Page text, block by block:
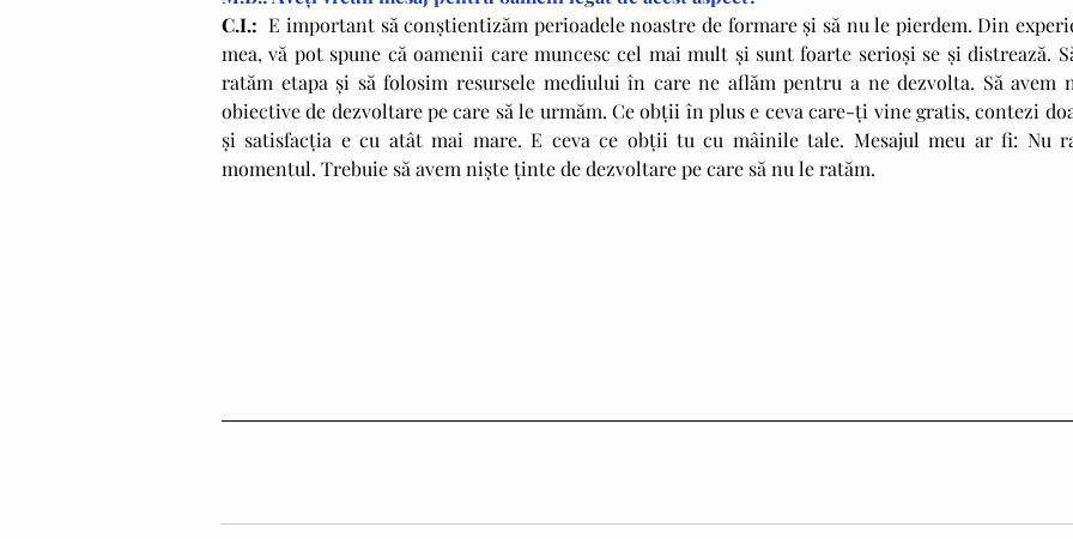
C.I.:
E important să conştientizăm perioadele noastre de formare şi să nu le pierdem. Din
mea, vă pot spune că oamenii care muncesc cel mai mult şi sunt foarte serioşi se şi distrează.
ratăm etapa şi să folosim resursele mediului în care ne aflăm pentru a ne dezvolta. Să avem
obiective de dezvoltare pe care să le urmăm. Ce obţii în plus e ceva care-ţi vine gratis, contezi
şi satisfacţia e cu atât mai mare. E ceva ce obţii tu cu mâinile tale. Mesajul meu ar fi: Nu
momentul. Trebuie să avem nişte ţinte de dezvoltare pe care să nu le ratăm.